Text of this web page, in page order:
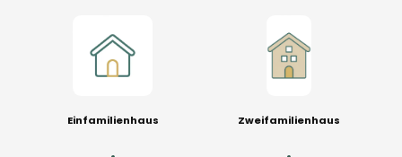
Einfamilienhaus Zweifamilienhaus